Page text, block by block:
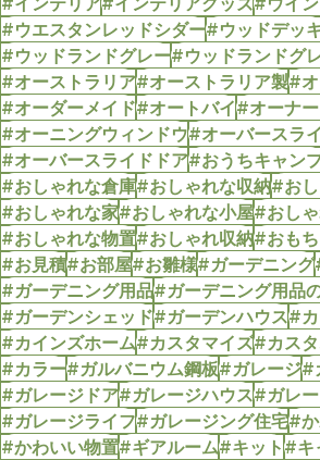
#ウエスタンレッドシダー#ウッドデッ
#ウッドランドグレー#ウッドランドグ
#オーストラリア#オーストラリア製#
#オーダーメイド#オートバイ#オーナ
#オーニングウィンドウ#オーバースラ
#オーバースライドドア#おうちキャン
#おしゃれな倉庫#おしゃれな収納#お
#おしゃれな家#おしゃれな小屋#おし
#おしゃれな物置#おしゃれ収納#おも
#お見積#お部屋#お雛様#ガーデニング
#ガーデニング用品#ガーデニング用品
#ガーデンシェッド#ガーデンハウス#カ
#カインズホーム#カスタマイズ#カス
#カラー#ガルバニウム鋼板#ガレージ#
#ガレージドア#ガレージハウス#ガレ
#ガレージライフ#ガレージング住宅#
#かわいい物置#ギアルーム#キット#キ